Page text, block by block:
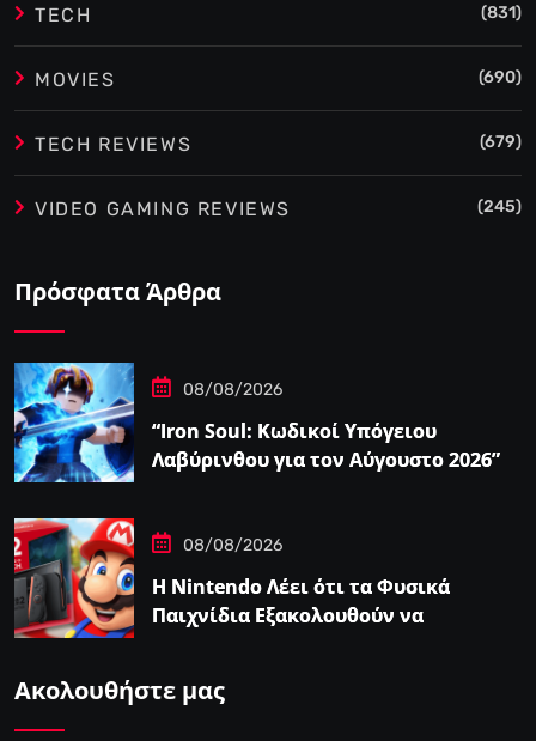
TECH (831)
MOVIES (690)
TECH REVIEWS (679)
VIDEO GAMING REVIEWS (245)
Πρόσφατα Άρθρα
08/08/2026
“Iron Soul: Κωδικοί Υπόγειου
Λαβύρινθου για τον Αύγουστο 2026”
08/08/2026
Η Nintendo Λέει ότι τα Φυσικά
Παιχνίδια Εξακολουθούν να
Ακολουθήστε μας